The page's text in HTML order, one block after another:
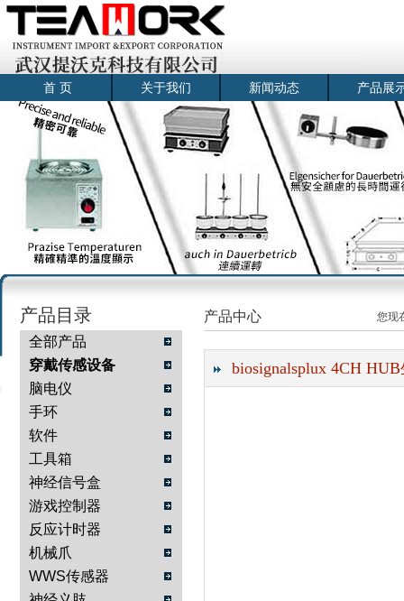
武汉提沃克科技有限公司
首 页 关于我们 新闻动态 产品展
产品目录
全部产品
穿戴传感设备
脑电仪
手环
软件
工具箱
神经信号盒
游戏控制器
反应计时器
机械爪
WWS传感器
产品中心 您现
biosignalsplux 4CH